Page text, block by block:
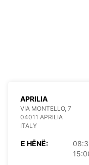
APRILIA
VIA MONTELLO, 7
04011 APRILIA
ITALY
E HËNË: